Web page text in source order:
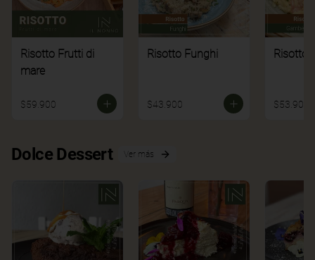
Risotto Frutti di
mare
$59.900
Risotto Funghi
$43.900
Risotto
$53.900
Dolce Dessert Ver más